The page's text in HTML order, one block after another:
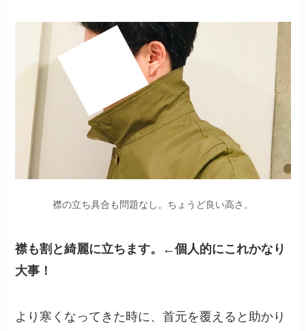
襟の立ち具合も問題なし。ちょうど良い高さ。
襟も割と綺麗に立ちます。←個人的にこれかなり
大事！
より寒くなってきた時に、首元を覆えると助かり